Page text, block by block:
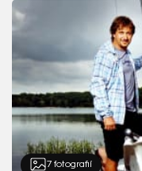
7 fotografií